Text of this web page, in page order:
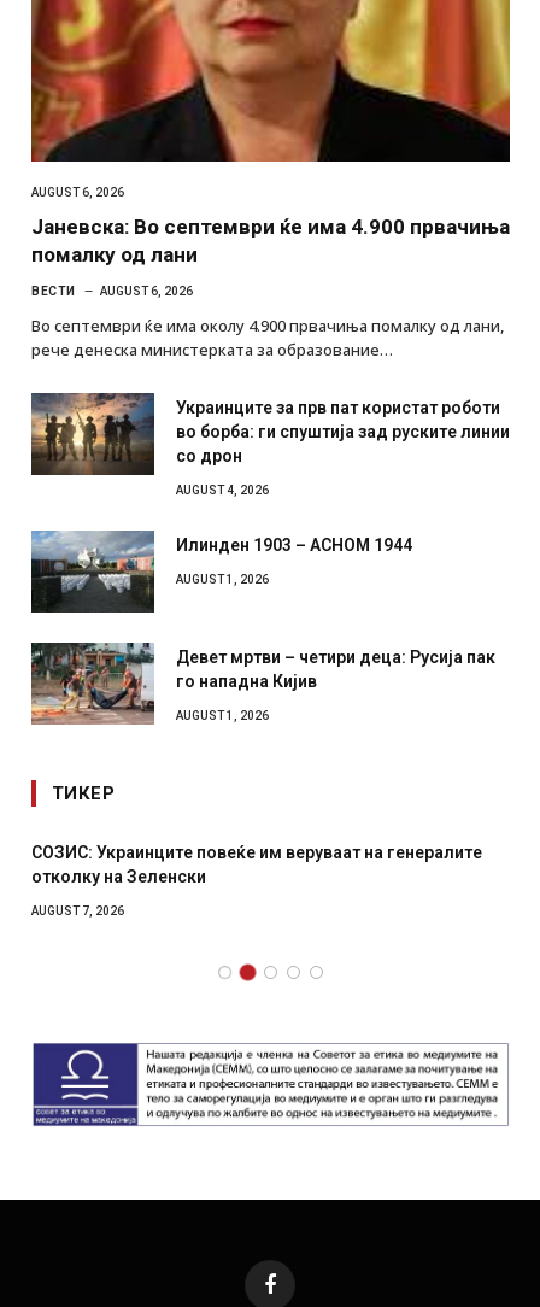
AUGUST 6, 2026
Јаневска: Во септември ќе има 4.900 првачиња
помалку од лани
ВЕСТИ AUGUST 6, 2026
Во септември ќе има околу 4.900 првачиња помалку од лани,
рече денеска министерката за образование…
Украинците за прв пат користат роботи
во борба: ги спуштија зад руските линии
со дрон
AUGUST 4, 2026
Илинден 1903 – АСНОМ 1944
AUGUST 1, 2026
Девет мртви – четири деца: Русија пак
го нападна Кијив
AUGUST 1, 2026
ТИКЕР
СОЗИС: Украинците повеќе им веруваат на генералите
отколку на Зеленски
AUGUST 7, 2026
Facebook